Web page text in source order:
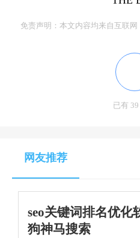
免责声明：本文内容均来自互联
已有
网友推荐
seo关键词排名优化
狗神马搜索